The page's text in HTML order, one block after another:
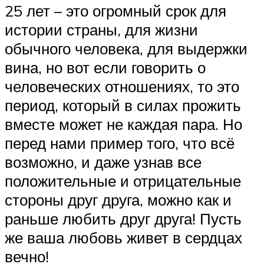
25 лет – это огромный срок для
истории страны, для жизни
обычного человека, для выдержки
вина, но вот если говорить о
человеческих отношениях, то это
период, который в силах прожить
вместе может не каждая пара. Но
перед нами пример того, что всё
возможно, и даже узнав все
положительные и отрицательные
стороны друг друга, можно как и
раньше любить друг друга! Пусть
же ваша любовь живет в сердцах
вечно!